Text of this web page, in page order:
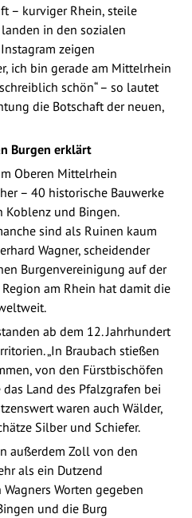
– kurviger Rhein, steile
in den sozialen
zeigen
ich bin gerade am Mittelrhein
schön“ – so lautet
die Botschaft der neuen,
Burgen erklärt
Oberen Mittelrhein
– 40 historische Bauwerke
und Bingen.
sind als Ruinen kaum
Wagner, scheidender
Burgenvereinigung auf der
am Rhein hat damit die
ab dem 12. Jahrhundert
„In Braubach stießen
von den Fürstbischöfen
Land des Pfalzgrafen bei
waren auch Wälder,
Silber und Schiefer.
außerdem Zoll von den
als ein Dutzend
Worten gegeben
und die Burg